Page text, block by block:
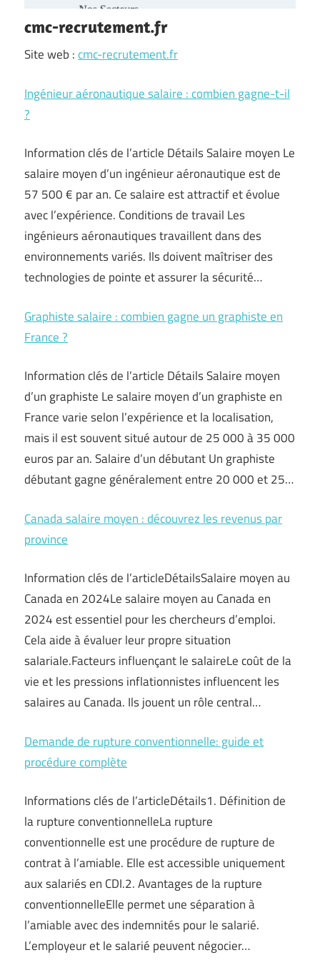
cmc-recrutement.fr
Site web :cmc-recrutement.fr
Ingénieur aéronautique salaire : combien gagne-t-il
?
Information clés de l’article Détails Salaire moyen Le
salaire moyen d’un ingénieur aéronautique est de
57 500 € par an. Ce salaire est attractif et évolue
avec l’expérience. Conditions de travail Les
ingénieurs aéronautiques travaillent dans des
environnements variés. Ils doivent maîtriser des
technologies de pointe et assurer la sécurité…
Graphiste salaire : combien gagne un graphiste en
France ?
Information clés de l’article Détails Salaire moyen
d’un graphiste Le salaire moyen d’un graphiste en
France varie selon l’expérience et la localisation,
mais il est souvent situé autour de 25 000 à 35 000
euros par an. Salaire d’un débutant Un graphiste
débutant gagne généralement entre 20 000 et 25…
Canada salaire moyen : découvrez les revenus par
province
Information clés de l’articleDétailsSalaire moyen au
Canada en 2024Le salaire moyen au Canada en
2024 est essentiel pour les chercheurs d’emploi.
Cela aide à évaluer leur propre situation
salariale.Facteurs influençant le salaireLe coût de la
vie et les pressions inflationnistes influencent les
salaires au Canada. Ils jouent un rôle central…
Demande de rupture conventionnelle: guide et
procédure complète
Informations clés de l’articleDétails1. Définition de
la rupture conventionnelleLa rupture
conventionnelle est une procédure de rupture de
contrat à l’amiable. Elle est accessible uniquement
aux salariés en CDI.2. Avantages de la rupture
conventionnelleElle permet une séparation à
l’amiable avec des indemnités pour le salarié.
L’employeur et le salarié peuvent négocier…